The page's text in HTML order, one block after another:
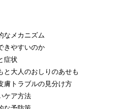
なメカニズム
きやすいのか
症状
と大人のおしりのあせも
膚トラブルの見分け方
ケア方法